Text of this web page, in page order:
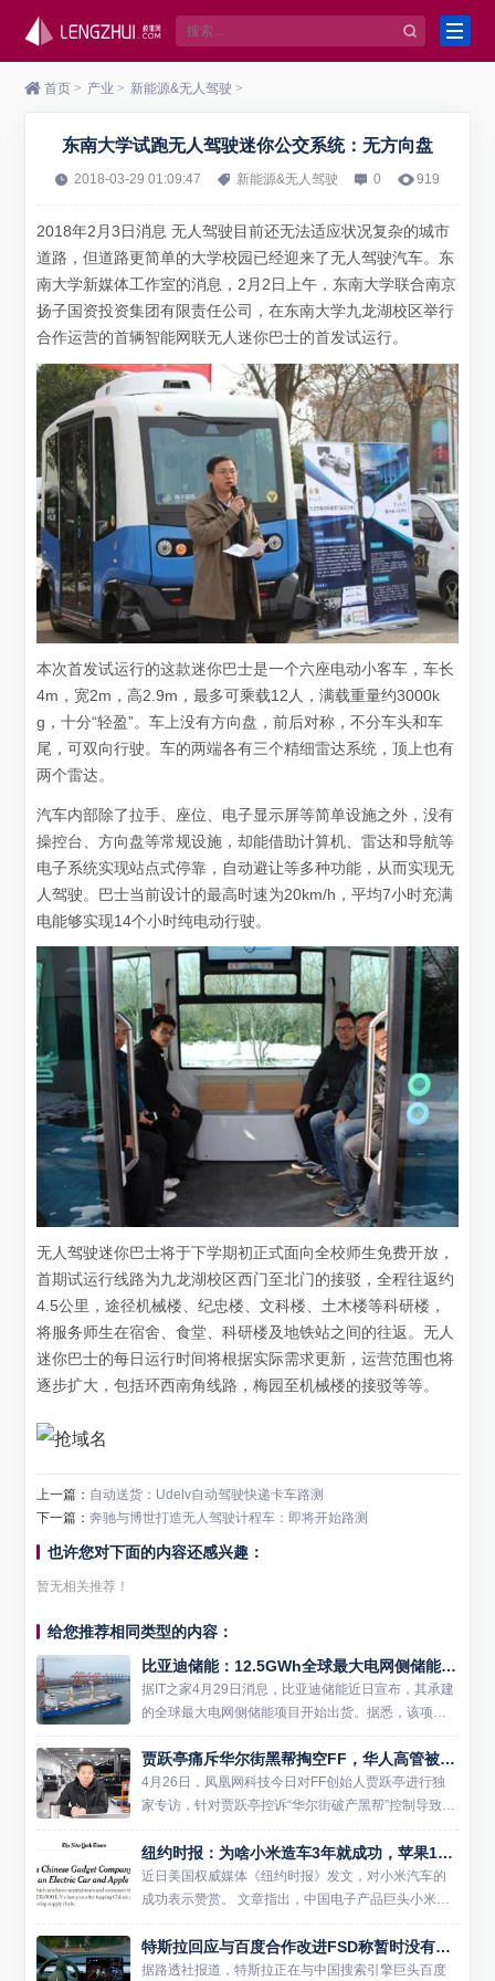
首页 > 产业 > 新能源&无人驾驶 >
东南大学试跑无人驾驶迷你公交系统：无方向盘
2018-03-29 01:09:47 新能源&无人驾驶 0 919
2018年2月3日消息 无人驾驶目前还无法适应状况复杂的城市
道路，但道路更简单的大学校园已经迎来了无人驾驶汽车。东
南大学新媒体工作室的消息，2月2日上午，东南大学联合南京
扬子国资投资集团有限责任公司，在东南大学九龙湖校区举行
合作运营的首辆智能网联无人迷你巴士的首发试运行。
本次首发试运行的这款迷你巴士是一个六座电动小客车，车长
4m，宽2m，高2.9m，最多可乘载12人，满载重量约3000k
g，十分“轻盈”。车上没有方向盘，前后对称，不分车头和车
尾，可双向行驶。车的两端各有三个精细雷达系统，顶上也有
两个雷达。
汽车内部除了拉手、座位、电子显示屏等简单设施之外，没有
操控台、方向盘等常规设施，却能借助计算机、雷达和导航等
电子系统实现站点式停靠，自动避让等多种功能，从而实现无
人驾驶。巴士当前设计的最高时速为20km/h，平均7小时充满
电能够实现14个小时纯电动行驶。
无人驾驶迷你巴士将于下学期初正式面向全校师生免费开放，
首期试运行线路为九龙湖校区西门至北门的接驳，全程往返约
4.5公里，途径机械楼、纪忠楼、文科楼、土木楼等科研楼，
将服务师生在宿舍、食堂、科研楼及地铁站之间的往返。无人
迷你巴士的每日运行时间将根据实际需求更新，运营范围也将
逐步扩大，包括环西南角线路，梅园至机械楼的接驳等等。
上一篇： 自动送货：Udelv自动驾驶快递卡车路测
下一篇：奔驰与博世打造无人驾驶计程车：即将开始路测
也许您对下面的内容还感兴趣：
暂无相关推荐！
给您推荐相同类型的内容：
比亚迪储能：12.5GWh全球最大电网侧储能项目出货
据IT之家4月29日消息，比亚迪储能近日宣布，其承建
的全球最大电网侧储能项目开始出货。据悉，该项目
位于沙特，总容量高达12.5GWh，将助力沙特实现20
30年50%电力来自可再生能源的目标。 作为项目的
一...
贾跃亭痛斥华尔街黑帮掏空FF，华人高管被排挤
4月26日，凤凰网科技今日对FF创始人贾跃亭进行独
家专访，针对贾跃亭控诉“华尔街破产黑帮”控制导致10
亿美元耗尽，但SEC文件显示贾跃亭参与决策的质
疑，贾跃亭做出回应，并详细披露披露了FF上市后的
公司治理...
纽约时报：为啥小米造车3年就成功，苹果10年研究却不行
近日美国权威媒体《纽约时报》发文，对小米汽车的
成功表示赞赏。 文章指出，中国电子产品巨头小米在
短短三年内成功推出了首款电动汽车SU7，而科技巨
头苹果在探索十年后却于2024年宣布放弃造车计划。
让美国媒体...
特斯拉回应与百度合作改进FSD称暂时没有相关消息
据路透社报道，特斯拉正在与中国搜索引擎巨头百度